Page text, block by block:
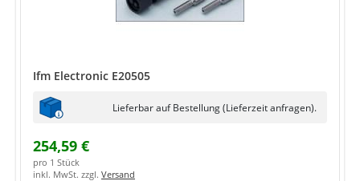
Ifm Electronic E20505
Lieferbar auf Bestellung (Lieferzeit anfragen).
254,59 €
pro 1 Stück
inkl. MwSt. zzgl. Versand